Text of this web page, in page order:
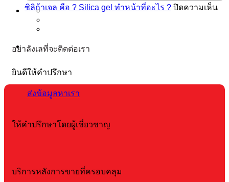
นิยม
สีน้ำเงิน
อย่างไร?
Activated
Clay
ออกซิเจน
ซิลิก้าเจล คือ ? Silica gel ทำหน้าที่อะไร ? ปิดความเห็นบน
อย่าลังเลที่จะติดต่อเรา
ยินดีให้คำปรึกษา
ส่งข้อมูลหาเรา
ให้คำปรึกษาโดยผู้เชี่ยวชาญ
บริการหลังการขายที่ครอบคลุม